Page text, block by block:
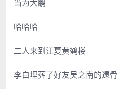
当为大鹏
哈哈哈
二人来到江夏黄鹤楼
李白埋葬了好友吴之南的遗骨